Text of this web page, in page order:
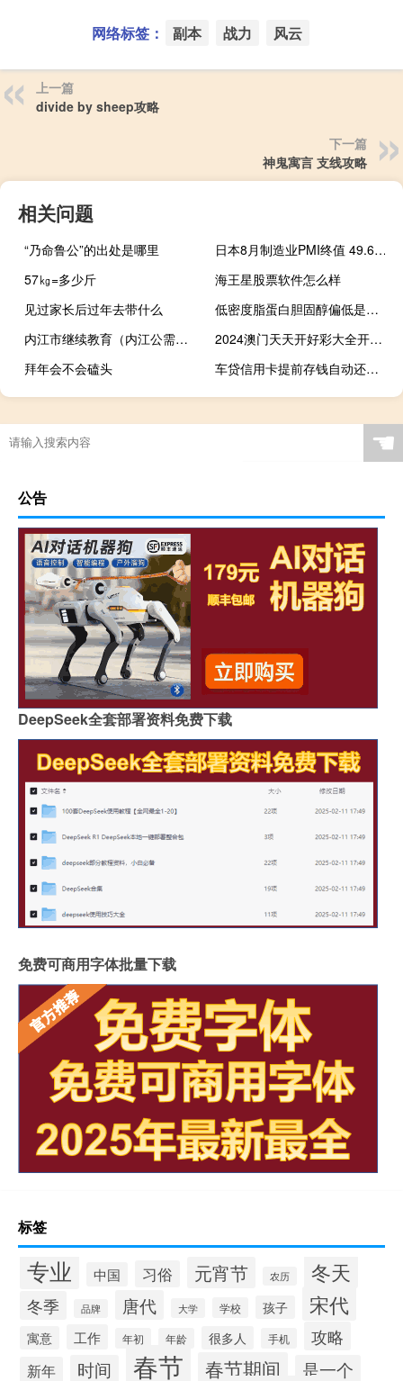
网络标签： 副本 战力 风云
上一篇
divide by sheep攻略
下一篇
神鬼寓言 支线攻略
相关问题
“乃命鲁公”的出处是哪里
日本8月制造业PMI终值 49.6前值49.7
57㎏=多少斤
海王星股票软件怎么样
见过家长后过年去带什么
低密度脂蛋白胆固醇偏低是什么意思怎么治
内江市继续教育（内江公需科目继续教育）
2024澳门天天开好彩大全开奖记录走势图_智能AI深度解析_AI助手版g12.64.214
拜年会不会磕头
车贷信用卡提前存钱自动还款吗
☚
公告
DeepSeek全套部署资料免费下载
免费可商用字体批量下载
标签
专业 中国 习俗 元宵节 农历 冬天
冬季 品牌 唐代 大学 学校 孩子 宋代
寓意 工作 年初 年龄 很多人 手机 攻略
新年 时间 春节 春节期间 是一个